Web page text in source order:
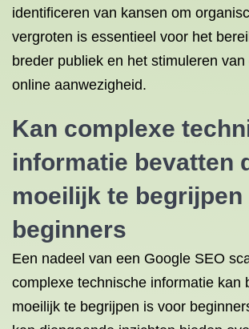
identificeren van kansen om
vergroten is essentieel voor het
breder publiek en het stimuleren
online aanwezigheid.
Kan complexe
informatie bevatten
moeilijk te
beginners
Een nadeel van een Google SEO
complexe technische informatie kan
moeilijk te begrijpen is voor